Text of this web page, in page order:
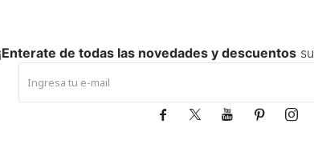
de todas las novedades y descuentos
    